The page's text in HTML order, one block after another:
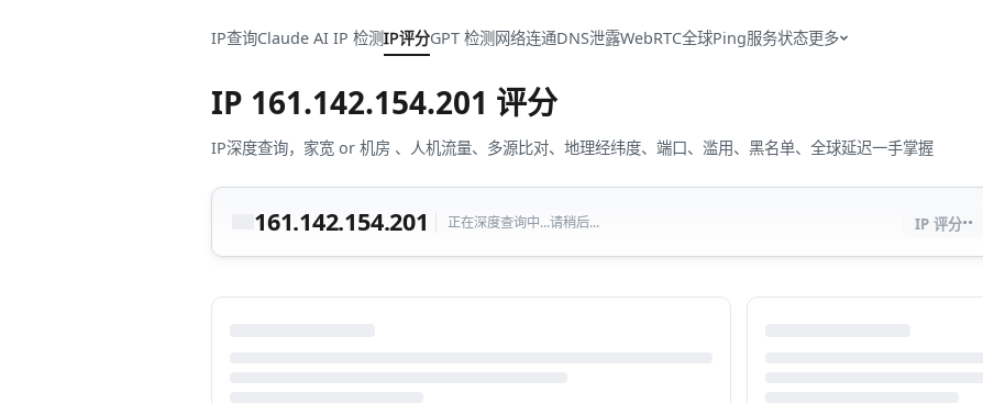
IP查询Claude AI IP 检测IP评分GPT 检测网络连通DNS泄露WebRTC全球Ping服务状态更多
IP 161.142.154.201 评分
IP深度查询，家宽 or 机房 、人机流量、多源比对、地理经纬度、端口、滥用、黑名单、全球延迟一手掌握
161.142.154.201 正在深度查询中...请稍后... IP 评分··